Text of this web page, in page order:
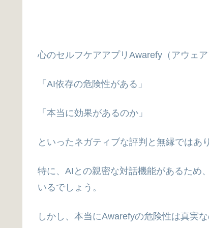
心のセルフケアアプリAwarefy（アウェア
「AI依存の危険性がある」
「本当に効果があるのか」
といったネガティブな評判と無縁ではあ
特に、AIとの親密な対話機能があるため
いるでしょう。
しかし、本当にAwarefyの危険性は真実な